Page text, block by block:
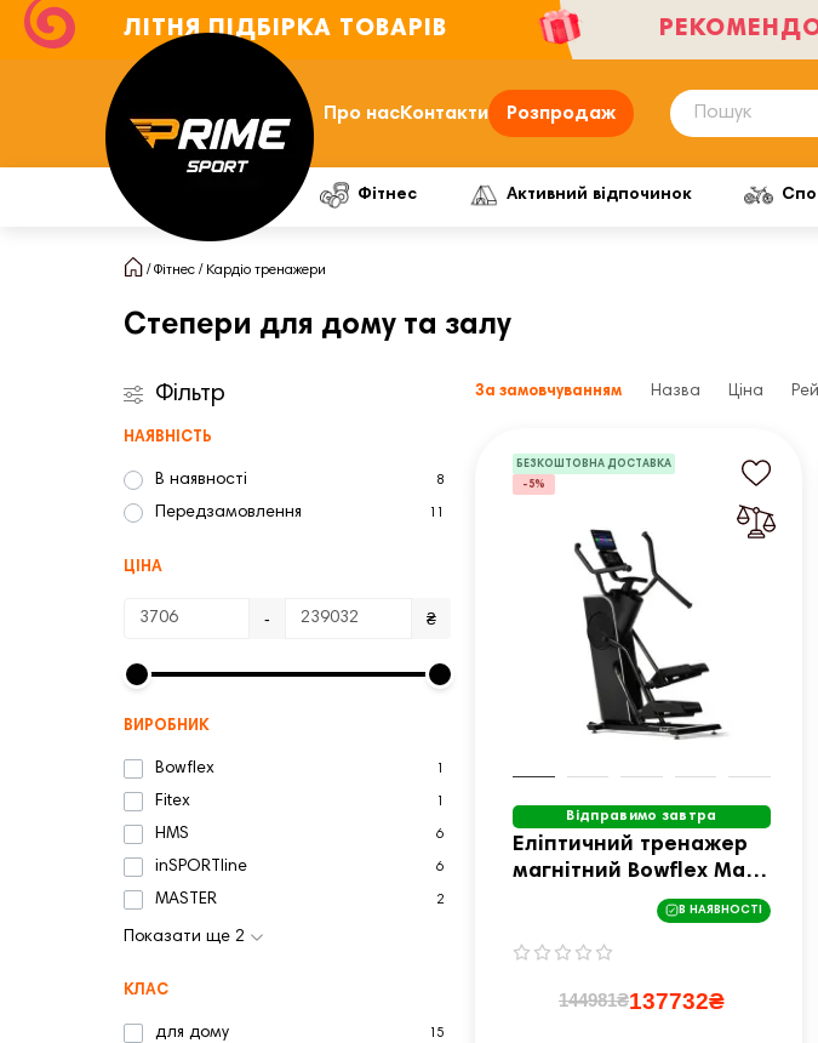
ЛІТНЯ ПІДБІРКА ТОВАРІВ
Про насКонтакти Розпродаж
Фітнес Активний відпочинок
Фітнес Кардіо тренажери
Степери для дому та залу
Фільтр
НАЯВНІСТЬ
В наявності 8
Передзамовлення
ЦІНА
- ₴
ВИРОБНИК
Bowflex
Fitex
HMS 6
inSPORTline 6
MASTER 2
Показати ще 2
КЛАС
для дому 15
За замовчуванням Назва Ціна
БЕЗКОШТОВНА ДОСТАВКА
-5%
Відправимо завтра
Еліптичний тренажер
магнітний Bowflex Max
Trainer SEi чорний
В НАЯВНОСТІ
144981₴137732₴